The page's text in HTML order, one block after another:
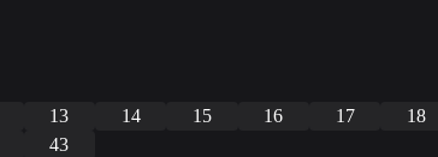
13 14 15 16 17 18
43